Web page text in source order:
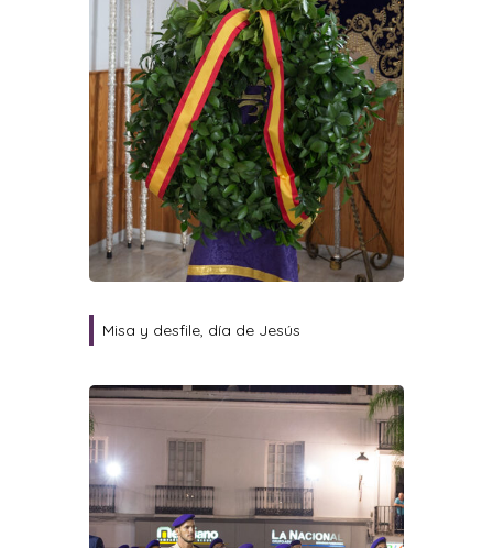
Misa y desfile, día de Jesús